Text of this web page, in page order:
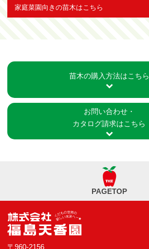
家庭菜園向きの苗木はこちら
苗木の購入方法はこちら
お問い合わせ・
カタログ請求はこちら
PAGETOP
〒960-2156